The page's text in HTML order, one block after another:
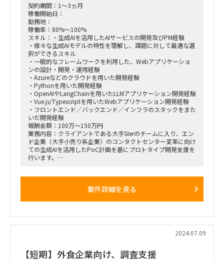
契約期間：1～3ヵ月
稼働開始日：
勤務地：
稼働率：80%～100%
スキル：・生成AIを活用したAIサービスの開発及びPM経験
・様々な生成AIモデルの特性を理解し、課題に対して最適な選
択ができるスキル
・一般的なフレームワークを利用した、Webアプリケーショ
ンの設計・開発・運用経験
・Azureなどのクラウドを用いた開発経験
・Pythonを用いた開発経験
・OpenAIやLangChainを用いたLLMアプリケーション開発経験
・Vue.js/Typescriptを用いたWebアプリケーション開発経験
・フロントエンド／バックエンド／インフラのスタックをまた
いだ開発経験
報酬金額：100万～150万円
業務内容：クライアントである大手SIerのチームに入り、エン
ド企業（大手小売り系企業）のコンタクトセンター変革に向け
ての生成AIを活用したPoC計画を基にプロトタイプ開発支援を
行います。
案件詳細を見る
2024.07.09
【短期】外食企業向け、調査支援